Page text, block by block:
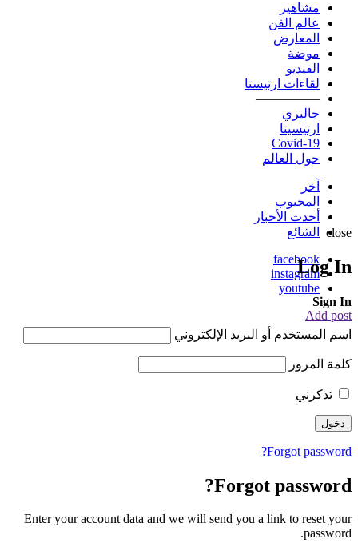
مشاهير
عالم الفن
المعارض
موضة
الفيديو
لقاءات ارتيستا
—————
جاليري
ارتيسيتا
Covid-19
حول العالم
آخر
المحبوب
أحدث الأخبار
الشائع
facebook
instagram
youtube
Add post
close
Log In
Sign In
اسم المستخدم أو البريد الإلكتروني
كلمة المرور
تذكرني
Forgot password?
Forgot password?
Enter your account data and we will send you a link to reset your
password.